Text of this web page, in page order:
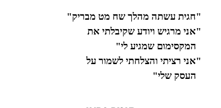
"חגית עשתה מהלך שח מט מבריק"
"אני מרגיש ויודע שקיבלתי את
המקסימום שמגיע לי"
"אני רציתי והצלחתי לשמור על
העסק שלי"